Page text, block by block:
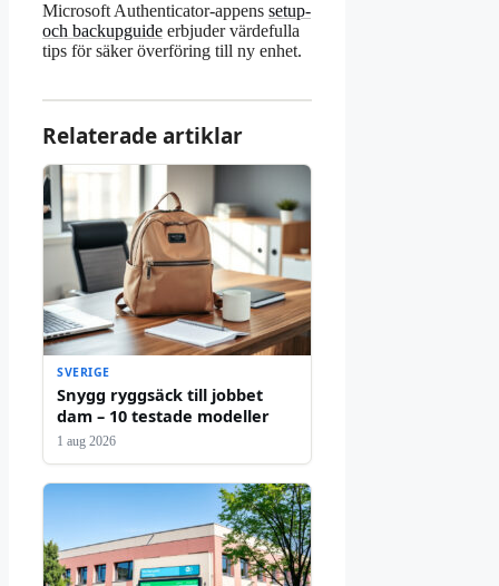
Microsoft Authenticator-appens setup-
och backupguide erbjuder värdefulla
tips för säker överföring till ny enhet.
Relaterade artiklar
SVERIGE
Snygg ryggsäck till jobbet
dam – 10 testade modeller
1 aug 2026